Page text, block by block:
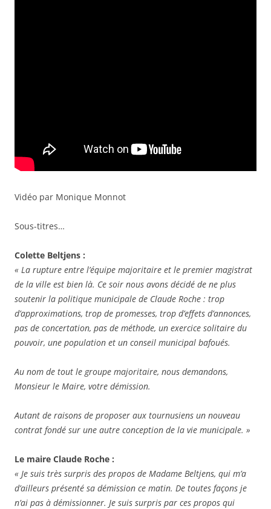
Vidéo par Monique Monnot
Sous-titres…
Colette Beltjens :
« La rupture entre l’équipe majoritaire et le premier magistrat
de la ville est bien là. Ce soir nous avons décidé de ne plus
soutenir la politique municipale de Claude Roche : trop
d’approximations, trop de promesses, trop d’effets d’annonces,
pas de concertation, pas de méthode, un exercice solitaire du
pouvoir, une population et un conseil municipal bafoués.
Au nom de tout le groupe majoritaire, nous demandons,
Monsieur le Maire, votre démission.
Autant de raisons de proposer aux tournusiens un nouveau
contrat fondé sur une autre conception de la vie municipale. »
Le maire Claude Roche :
« Je suis très surpris des propos de Madame Beltjens, qui m’a
d’ailleurs présenté sa démission ce matin. De toutes façons je
n’ai pas à démissionner. Je suis surpris par ces propos qui